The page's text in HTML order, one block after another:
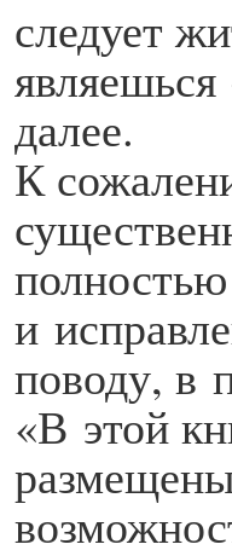
следует
далее.
К
и
поводу, в
«В этой